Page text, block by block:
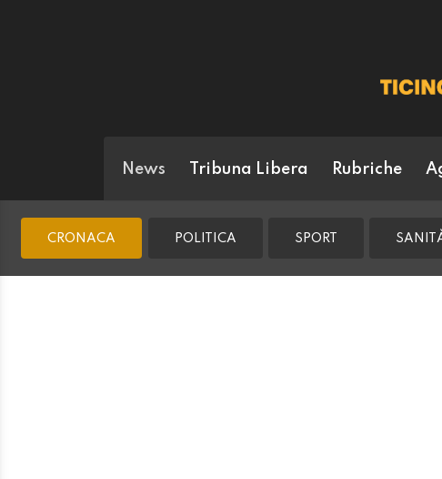
News Tribuna Libera Rubriche
CRONACA POLITICA SPORT